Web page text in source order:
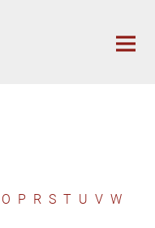
O P R S T U V W